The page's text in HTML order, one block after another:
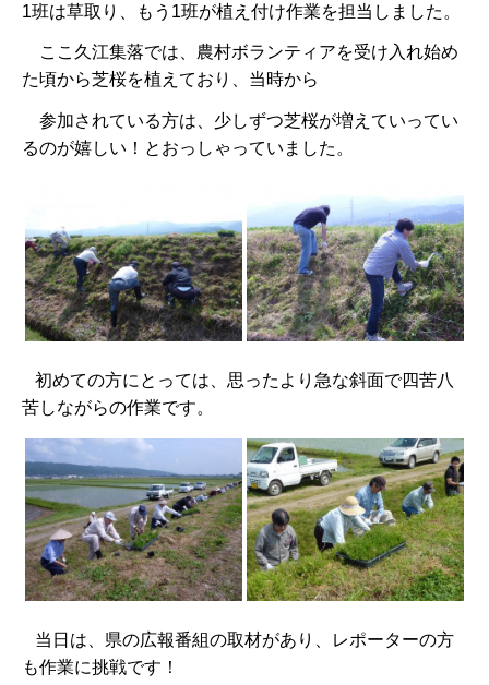
1班は草取り、もう 1班が植え付け作業を担当しました。
ここ久江集落では、農村ボランティアを受け入れ始め
た頃から芝桜を植えており、当時から
参加されている方は、少しずつ芝桜が増えていってい
るのが嬉しい！とおっしゃっていました。
初めての方にとっては、思ったより急な斜面で四苦八
苦しながらの作業です。
当日は、県の広報番組の取材があり、レポーターの方
も作業に挑戦です！